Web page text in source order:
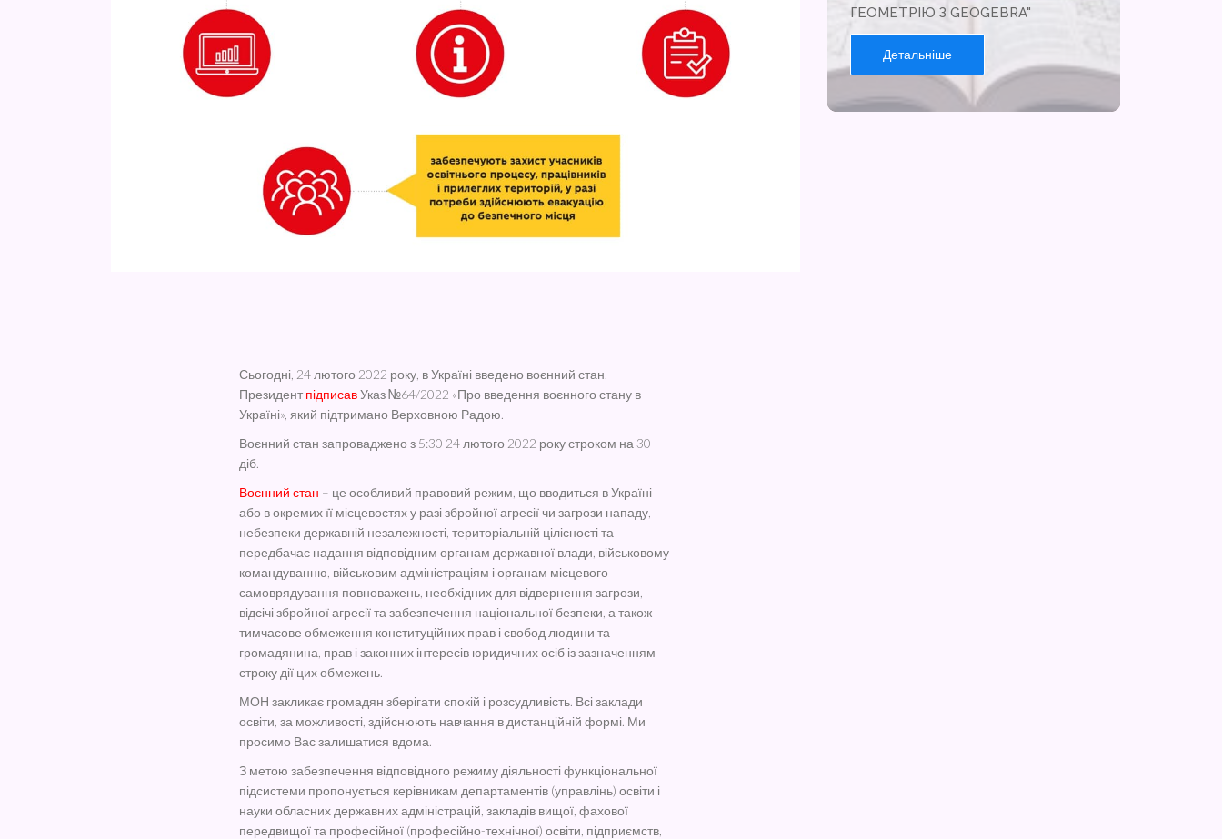
Сьогодні, 24 лютого 2022 року, в Україні введено воєнний стан.
Президент підписавУказ №64/2022 «Про введення воєнного стану в
Україні», який підтримано Верховною Радою.
Воєнний стан запроваджено з 5:30 24 лютого 2022 року строком на 30
діб.
Воєнний стан – це особливий правовий режим, що вводиться в Україні
або в окремих її місцевостях у разі збройної агресії чи загрози нападу,
небезпеки державній незалежності, територіальній цілісності та
передбачає надання відповідним органам державної влади, військовому
командуванню, військовим адміністраціям і органам місцевого
самоврядування повноважень, необхідних для відвернення загрози,
відсічі збройної агресії та забезпечення національної безпеки, а також
тимчасове обмеження конституційних прав і свобод людини та
громадянина, прав і законних інтересів юридичних осіб із зазначенням
строку дії цих обмежень.
МОН закликає громадян зберігати спокій і розсудливість. Всі заклади
освіти, за можливості, здійснюють навчання в дистанційній формі. Ми
просимо Вас залишатися вдома.
З метою забезпечення відповідного режиму діяльності функціональної
підсистеми пропонується керівникам департаментів (управлінь) освіти і
науки обласних державних адміністрацій, закладів вищої, фахової
передвищої та професійної (професійно-технічної) освіти, підприємств,
ГЕОМЕТРІЮ З GEOGEBRA"
Детальніше